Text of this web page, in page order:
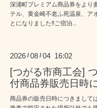
深浦町プレミアム商品券をより
テル、黄金崎不老ふ死温泉、ア
とになりました‼ご宿泊...
2026 /08 /04 16:02
[つがる市商工会]
付商品券販売日時
商品券の販売日時につきまして